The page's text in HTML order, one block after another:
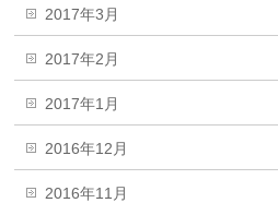
2017年3月
2017年2月
2017年1月
2016年12月
2016年11月